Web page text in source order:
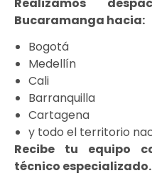
Realizamos
Bucaramanga hacia:
Bogotá
Medellín
Cali
Barranquilla
Cartagena
y todo el territorio
Recibe tu equipo
técnico especializado.